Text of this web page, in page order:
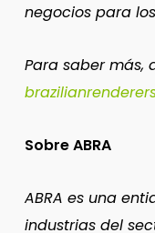
negocios para
Para saber más,
Sobre ABRA
ABRA es una
industrias del